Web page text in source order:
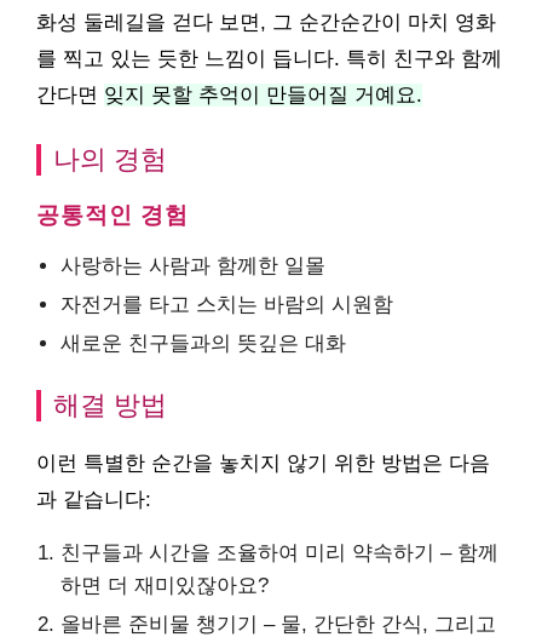
화성 둘레길을 걷다 보면, 그 순간순간이 마치 영화
를 찍고 있는 듯한 느낌이 듭니다. 특히 친구와 함께
간다면 잊지 못할 추억이 만들어질 거예요.
나의 경험
공통적인 경험
사랑하는 사람과 함께한 일몰
자전거를 타고 스치는 바람의 시원함
새로운 친구들과의 뜻깊은 대화
해결 방법
이런 특별한 순간을 놓치지 않기 위한 방법은 다음
과 같습니다:
친구들과 시간을 조율하여 미리 약속하기 – 함께
하면 더 재미있잖아요?
올바른 준비물 챙기기 – 물, 간단한 간식, 그리고